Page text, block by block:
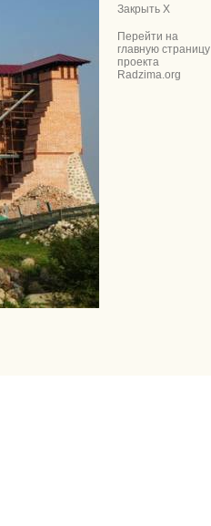
Закрыть X
Перейти на
главную страницу
проекта
Radzima.org